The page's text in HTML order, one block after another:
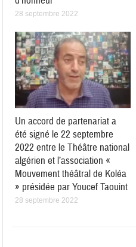
28 septembre 2022
Un accord de partenariat a
été signé le 22 septembre
2022 entre le Théâtre national
algérien et l’association «
Mouvement théâtral de Koléa
» présidée par Youcef Taouint
28 septembre 2022